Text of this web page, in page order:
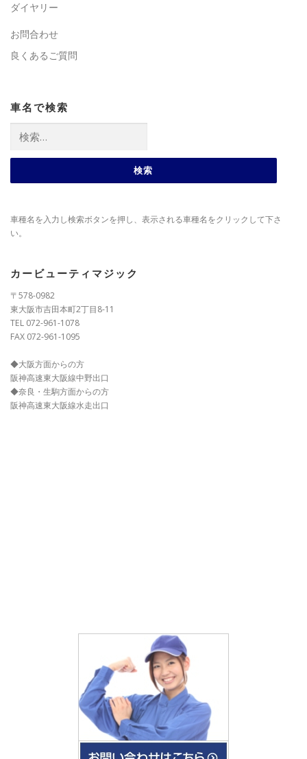
ダイヤリー
お問合わせ
良くあるご質問
車名で検索
索:
車種名を入力し検索ボタンを押し、表示される車種名をクリックして下さ
い。
カービューティマジック
〒578-0982
東大阪市吉田本町2丁目8-11
TEL 072-961-1078
FAX 072-961-1095
◆大阪方面からの方
阪神高速東大阪線中野出口
◆奈良・生駒方面からの方
阪神高速東大阪線水走出口